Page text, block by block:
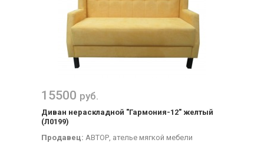
15500 руб.
Диван нераскладной "Гармония-12" желтый
(Л0199)
Продавец: АВТОР, ателье мягкой мебели